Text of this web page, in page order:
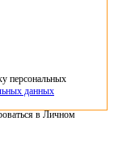
персональных
данных
в Личном